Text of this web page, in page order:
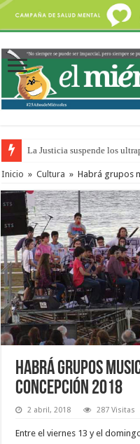
La Justicia suspende los
Se presentará la obra “La
Inicio » Cultura » Habrá grupos
Habrá grupos
Concepción 2018
2 abril, 2018 287 Visitas
Entre el viernes 13 y el